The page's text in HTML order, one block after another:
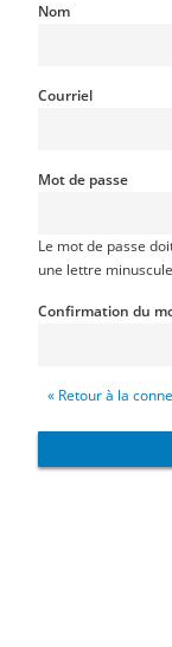
Nom
Courriel
Mot de passe
Le mot de passe
une lettre
Confirmation du
« Retour à la